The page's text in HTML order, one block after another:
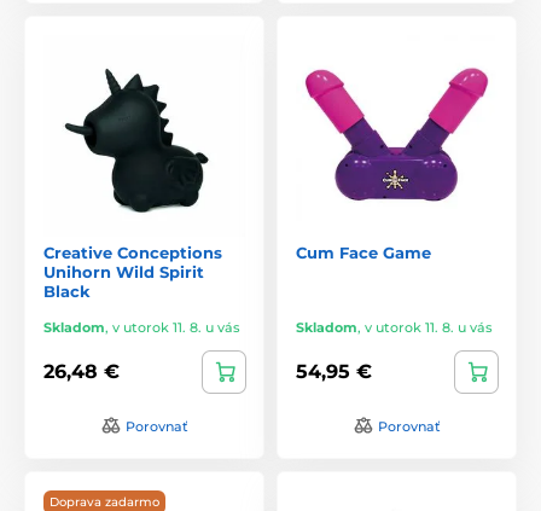
Creative Conceptions
Unihorn Wild Spirit
Black
Skladom, v utorok 11. 8. u vás
26,48 €
Porovnať
Cum Face Game
Skladom, v utorok 11. 8. u vás
54,95 €
Porovnať
Doprava zadarmo